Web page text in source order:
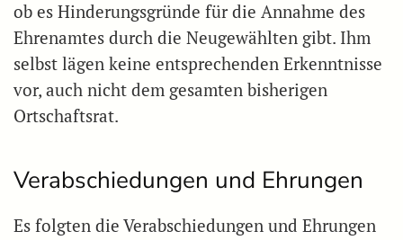
ob es Hinderungsgründe für die Annahme des
Ehrenamtes durch die Neugewählten gibt. Ihm
selbst lägen keine entsprechenden Erkenntnisse
vor, auch nicht dem gesamten bisherigen
Ortschaftsrat.
Verabschiedungen und Ehrungen
Es folgten die Verabschiedungen und Ehrungen